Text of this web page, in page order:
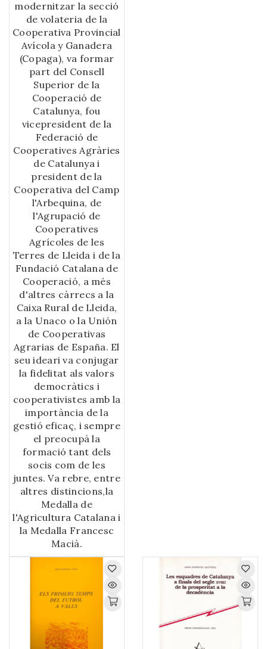
modernitzar la secció
de volateria de la
Cooperativa Provincial
Avícola y Ganadera
(Copaga), va formar
part del Consell
Superior de la
Cooperació de
Catalunya, fou
vicepresident de la
Federació de
Cooperatives Agràries
de Catalunya i
president de la
Cooperativa del Camp
l'Arbequina, de
l'Agrupació de
Cooperatives
Agrícoles de les
Terres de Lleida i de la
Fundació Catalana de
Cooperació, a més
d'altres càrrecs a la
Caixa Rural de Lleida,
a la Unaco o la Unión
de Cooperativas
Agrarias de España. El
seu ideari va conjugar
la fidelitat als valors
democràtics i
cooperativistes amb la
importància de la
gestió eficaç, i sempre
el preocupà la
formació tant dels
socis com de les
juntes. Va rebre, entre
altres distincions,la
Medalla de
l'Agricultura Catalana i
la Medalla Francesc
Macià.